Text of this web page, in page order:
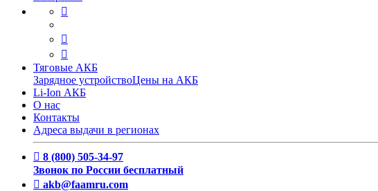
Тяговые АКБ
Зарядное устройствоЦены на АКБ
Li-Ion АКБ
О нас
Контакты
Адреса выдачи в регионах
8 (800) 505-34-97
Звонок по России бесплатный
akb@faamru.com